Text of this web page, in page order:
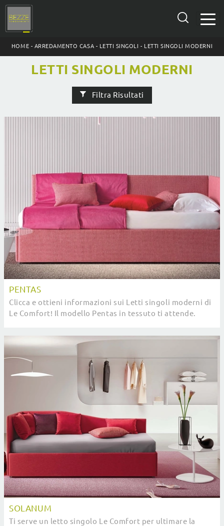
HOME - ARREDAMENTO CASA - LETTI SINGOLI - LETTI SINGOLI MODERNI
LETTI SINGOLI MODERNI
Filtra Risultati
PENTAS
Clicca e ottieni informazioni sui Letti singoli moderni di
Le Comfort! Il modello Pentas in tessuto ti attende.
SOLANUM
Ti serve un letto singolo Le Comfort per ultimare la